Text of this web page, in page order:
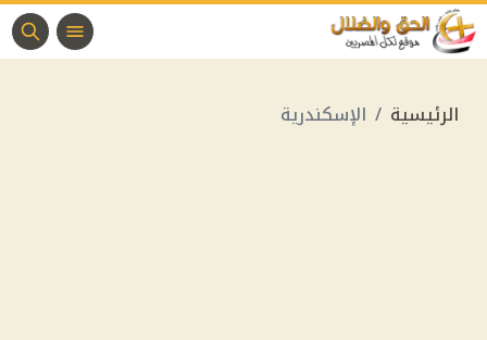
الرئيسية الإسكندرية